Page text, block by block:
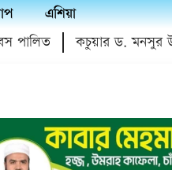
এশিয়া
কচুয়ার ড. মনসুর